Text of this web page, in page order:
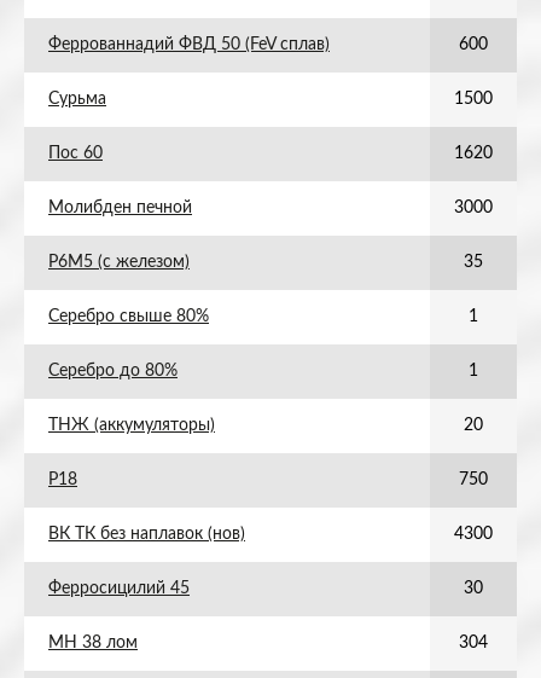
Феррованнадий ФВД 50 (FeV сплав) 600
Сурьма 1500
Пос 60 1620
Молибден печной 3000
Р6М5 (с железом) 35
Серебро свыше 80% 1
Серебро до 80% 1
ТНЖ (аккумуляторы) 20
Р18 750
ВК ТК без наплавок (нов) 4300
Ферросицилий 45 30
МН 38 лом 304